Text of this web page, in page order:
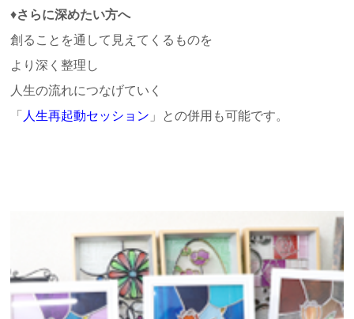
♦さらに深めたい方へ
創ることを通して見えてくるものを
より深く整理し
人生の流れにつなげていく
「 人生再起動セッション 」との併用も可能です。